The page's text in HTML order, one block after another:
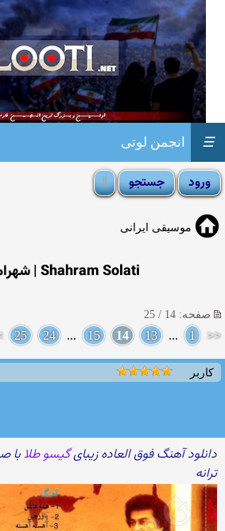
انجمن لوتی ☰
موسیقی ایرانی
Shahram Solati | شهرام صولتی
صفحه: 14 / 25
<<
1
...
13
14
15
...
24
25
کاربر
دانلود آهنگ فوق العاده زیبایگیسو طلا با
ترانه